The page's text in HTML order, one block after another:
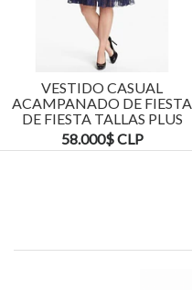
VESTIDO CASUAL
ACAMPANADO DE FIESTA
DE FIESTA TALLAS PLUS
KADRIHEL
58.000$ CLP